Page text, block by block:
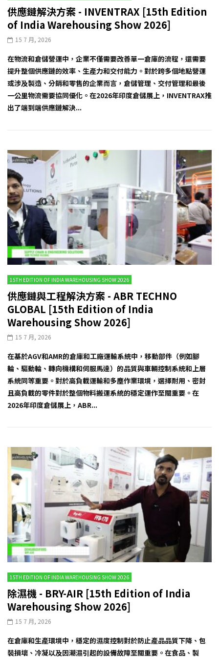
供應鏈解決方案 - INVENTRAX [15th Edition
of India Warehousing Show 2026]
15 7 月, 2026
在物流和倉儲營運中，企業不僅需要改善單一倉庫的流程，還需要
提升整個供應鏈的效率、生產力和交付能力。對於跨多個地點營運
或涉及製造、分銷和零售的企業而言，倉儲管理、交付管理和最後
一公里物流需要協同優化。在2026年印度倉儲展上，INVENTRAX推
出了端到端供應鏈解決...
15TH EDITION OF INDIA WAREHOUSING SHOW 2026
供應鏈與工程解決方案 - ABR TECHNO
GLOBAL [15th Edition of India
Warehousing Show 2026]
15 7 月, 2026
在基於AGV和AMR的倉庫和工廠運輸系統中，移動部件（例如腳
輪、驅動輪、轉向機構和伺服馬達）的品質與車輛控制系統和上層
系統同等重要。對於高負載運輸和多塵作業環境，選擇耐用、密封
且高負載的零件對於整個物料搬運系統的穩定運作至關重要。在
2026年印度倉儲展上，ABR...
15TH EDITION OF INDIA WAREHOUSING SHOW 2026
除濕機 - BRY-AIR [15th Edition of India
Warehousing Show 2026]
15 7 月, 2026
在倉庫和生產環境中，穩定的濕度控制對於防止產品品質下降、包
裝損壞、冷凝以及因潮濕引起的設備故障至關重要。在食品、製